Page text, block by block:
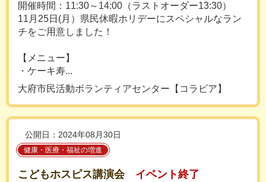
開催時間：11:30～14:00（ラストオーダー13:30）
11月25日(月）県民休暇ホリデーにスペシャルなラン
チをご用意しました！
【メニュー】
・ケーキ寿...
大府市民活動ボランティアセンター【コラビア】
公開日：2024年08月30日
健康・医療・福祉の増進
こどもホスピス講演会 イベント終了